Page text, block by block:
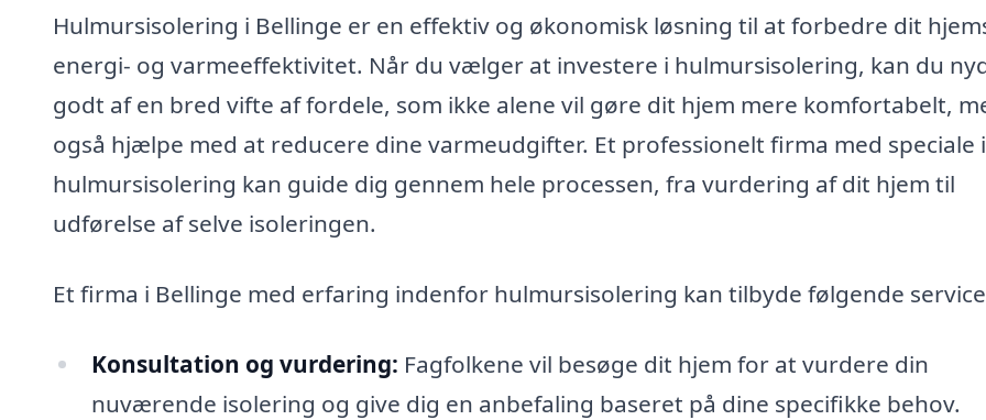
Hulmursisolering i Bellinge er en effektiv og økonomisk løsning til at forbedre dit
energi- og varmeeffektivitet. Når du vælger at investere i hulmursisolering, kan du
godt af en bred vifte af fordele, som ikke alene vil gøre dit hjem mere komfortabelt,
også hjælpe med at reducere dine varmeudgifter. Et professionelt firma med speciale i
hulmursisolering kan guide dig gennem hele processen, fra vurdering af dit hjem til
udførelse af selve isoleringen.
Et firma i Bellinge med erfaring indenfor hulmursisolering kan tilbyde følgende
Konsultation og vurdering: Fagfolkene vil besøge dit hjem for at vurdere din
nuværende isolering og give dig en anbefaling baseret på dine specifikke behov.